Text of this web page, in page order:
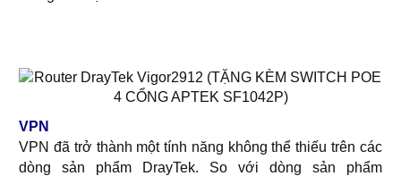
VPN
VPN đã trở thành một tính năng không thể thiếu trên các
dòng sản phẩm DrayTek. So với dòng sản phẩm